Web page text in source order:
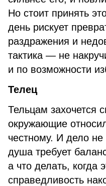
Но стоит принять
день рискует
раздражения и
тактика — не
и по возможности
Телец
Тельцам захочется
окружающие
честному. И дело
душа требует
а что делать, когда
справедливость